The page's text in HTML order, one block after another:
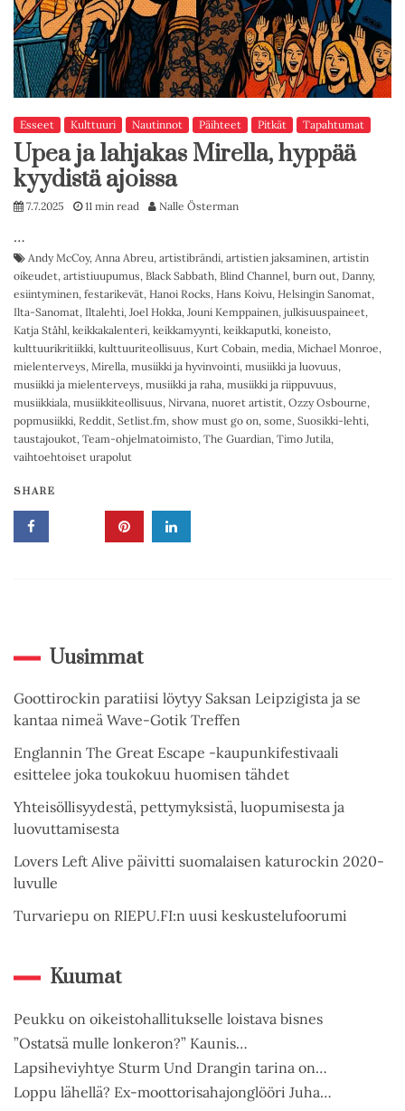
Esseet Kulttuuri Nautinnot Päihteet Pitkät Tapahtumat
Upea ja lahjakas Mirella, hyppää
kyydistä ajoissa
7.7.2025 11 min read Nalle Österman
…
Andy McCoy, Anna Abreu, artistibrändi, artistien jaksaminen, artistin
oikeudet, artistiuupumus, Black Sabbath, Blind Channel, burn out, Danny,
esiintyminen, festarikevät, Hanoi Rocks, Hans Koivu, Helsingin Sanomat,
Ilta-Sanomat, Iltalehti, Joel Hokka, Jouni Kemppainen, julkisuuspaineet,
Katja Ståhl, keikkakalenteri, keikkamyynti, keikkaputki, koneisto,
kulttuurikritiikki, kulttuuriteollisuus, Kurt Cobain, media, Michael Monroe,
mielenterveys, Mirella, musiikki ja hyvinvointi, musiikki ja luovuus,
musiikki ja mielenterveys, musiikki ja raha, musiikki ja riippuvuus,
musiikkiala, musiikkiteollisuus, Nirvana, nuoret artistit, Ozzy Osbourne,
popmusiikki, Reddit, Setlist.fm, show must go on, some, Suosikki-lehti,
taustajoukot, Team-ohjelmatoimisto, The Guardian, Timo Jutila,
vaihtoehtoiset urapolut
SHARE
Uusimmat
Goottirockin paratiisi löytyy Saksan Leipzigista ja se
kantaa nimeä Wave-Gotik Treffen
Englannin The Great Escape -kaupunkifestivaali
esittelee joka toukokuu huomisen tähdet
Yhteisöllisyydestä, pettymyksistä, luopumisesta ja
luovuttamisesta
Lovers Left Alive päivitti suomalaisen katurockin 2020-
luvulle
Turvariepu on RIEPU.FI:n uusi keskustelufoorumi
Kuumat
Peukku on oikeistohallitukselle loistava bisnes
”Ostatsä mulle lonkeron?” Kaunis…
Lapsiheviyhtye Sturm Und Drangin tarina on…
Loppu lähellä? Ex-moottorisahajonglööri Juha…